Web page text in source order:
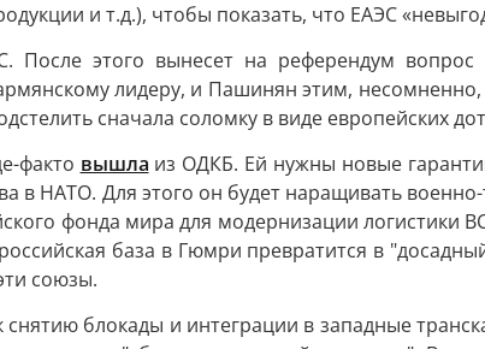
и т.д.), чтобы показать, что ЕАЭС
этого вынесет на референдум
лидеру, и Пашинян этим,
сначала соломку в виде европейских
факто вышла из ОДКБ. Ей нужны новые
в НАТО. Для этого он будет наращивать
фонда мира для модернизации логистики
база в Гюмри превратится в
союзы.
снятию блокады и интеграции в западные